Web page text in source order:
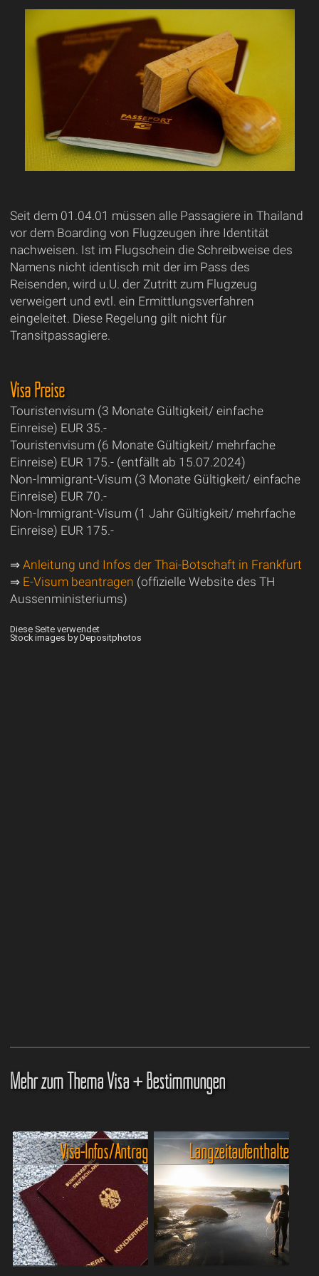
Seit dem 01.04.01 müssen alle Passagiere in Thailand
vor dem Boarding von Flugzeugen ihre Identität
nachweisen. Ist im Flugschein die Schreibweise des
Namens nicht identisch mit der im Pass des
Reisenden, wird u.U. der Zutritt zum Flugzeug
verweigert und evtl. ein Ermittlungsverfahren
eingeleitet. Diese Regelung gilt nicht für
Transitpassagiere.
Visa Preise
Touristenvisum (3 Monate Gültigkeit/ einfache
Einreise) EUR 35.-
Touristenvisum (6 Monate Gültigkeit/ mehrfache
Einreise) EUR 175.- (entfällt ab 15.07.2024)
Non-Immigrant-Visum (3 Monate Gültigkeit/ einfache
Einreise) EUR 70.-
Non-Immigrant-Visum (1 Jahr Gültigkeit/ mehrfache
Einreise) EUR 175.-
⇒ Anleitung und Infos der Thai-Botschaft in Frankfurt
⇒ E-Visum beantragen (offizielle Website des TH
Aussenministeriums)
Diese Seite verwendet
Stock images by Depositphotos
Mehr zum Thema Visa + Bestimmungen
Visa-Infos/Antrag Langzeitaufenthalte